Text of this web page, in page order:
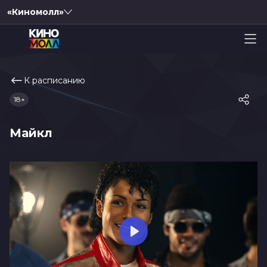
«Киномолл»
К расписанию
Майкл
18+
Play